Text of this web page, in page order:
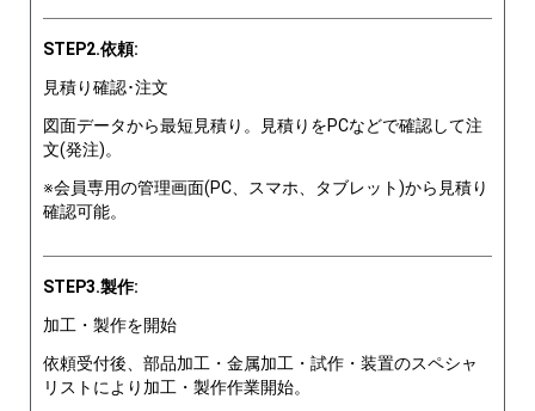
STEP2.依頼:
見積り確認･注文
図面データから最短見積り。見積りをPCなどで確認して注
文(発注)。
※会員専用の管理画面(PC、スマホ、タブレット)から見積り
確認可能。
STEP3.製作:
加工・製作を開始
依頼受付後、部品加工・金属加工・試作・装置のスペシャ
リストにより加工・製作作業開始。